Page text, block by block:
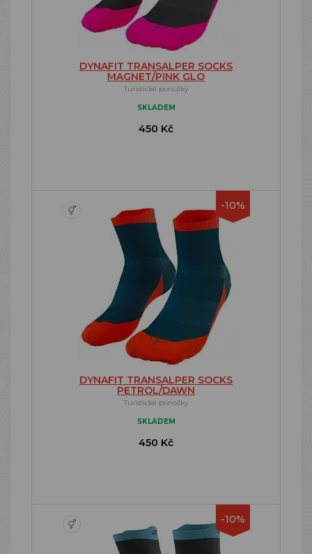
DYNAFIT TRANSALPER SOCKS
MAGNET/PINK GLO
Turistické ponožky
SKLADEM
450 Kč
-10%
DYNAFIT TRANSALPER SOCKS
PETROL/DAWN
Turistické ponožky
SKLADEM
450 Kč
-10%